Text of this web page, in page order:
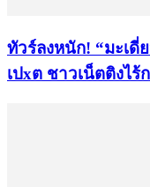
ทัวร์ลงหนัก! “มะเดี่
เปxต ชาวเน็ตติงไร้